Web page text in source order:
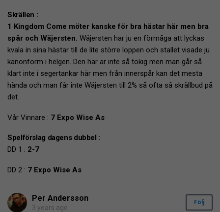
Skrällen :
1 Kingdom Come möter kanske för bra hästar här men bra
spår och Wäjersten. Wäjersten har ju en förmåga att lyckas
kvala in sina hästar till de lite större loppen och stallet visade ju
kanonform i helgen. Den här är inte så tokig men man går så
klart inte i segertankar här men från innerspår kan det mesta
hända och man får inte Wäjersten till 2% så ofta så skrällbud på
det.
Vår Vinnare : 7 Expo Wise As
Spelförslag dagens dubbel :
DD 1 : 2-7
DD 2 : 7 Expo Wise As
Per Andersson
3 years ago
Följ